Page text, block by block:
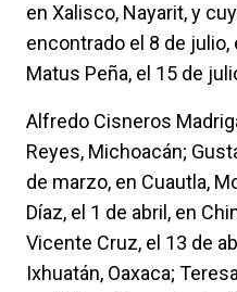
en Xalisco, Nayarit, y
encontrado el 8 de julio,
Matus Peña, el 15 de
Alfredo Cisneros
Reyes, Michoacán;
de marzo, en Cuautla,
Díaz, el 1 de abril, en
Vicente Cruz, el 13 de
Ixhuatán, Oaxaca;